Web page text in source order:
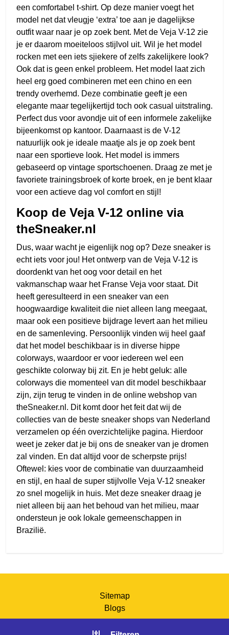
een comfortabel t-shirt. Op deze manier voegt het
model net dat vleugje ‘extra’ toe aan je dagelijkse
outfit waar naar je op zoek bent. Met de Veja V-12 zie
je er daarom moeiteloos stijlvol uit. Wil je het model
rocken met een iets sjiekere of zelfs zakelijkere look?
Ook dat is geen enkel probleem. Het model laat zich
heel erg goed combineren met een chino en een
trendy overhemd. Deze combinatie geeft je een
elegante maar tegelijkertijd toch ook casual uitstraling.
Perfect dus voor avondje uit of een informele zakelijke
bijeenkomst op kantoor. Daarnaast is de V-12
natuurlijk ook je ideale maatje als je op zoek bent
naar een sportieve look. Het model is immers
gebaseerd op vintage sportschoenen. Draag ze met je
favoriete trainingsbroek of korte broek, en je bent klaar
voor een actieve dag vol comfort en stijl!
Koop de Veja V-12 online via
theSneaker.nl
Dus, waar wacht je eigenlijk nog op? Deze sneaker is
echt iets voor jou! Het ontwerp van de Veja V-12 is
doordenkt van het oog voor detail en het
vakmanschap waar het Franse Veja voor staat. Dit
heeft geresulteerd in een sneaker van een
hoogwaardige kwaliteit die niet alleen lang meegaat,
maar ook een positieve bijdrage levert aan het milieu
en de samenleving. Persoonlijk vinden wij heel gaaf
dat het model beschikbaar is in diverse hippe
colorways, waardoor er voor iedereen wel een
geschikte colorway bij zit. En je hebt geluk: alle
colorways die momenteel van dit model beschikbaar
zijn, zijn terug te vinden in de online webshop van
theSneaker.nl. Dit komt door het feit dat wij de
collecties van de beste sneaker shops van Nederland
verzamelen op één overzichtelijke pagina. Hierdoor
weet je zeker dat je bij ons de sneaker van je dromen
zal vinden. En dat altijd voor de scherpste prijs!
Oftewel: kies voor de combinatie van duurzaamheid
en stijl, en haal de super stijlvolle Veja V-12 sneaker
zo snel mogelijk in huis. Met deze sneaker draag je
niet alleen bij aan het behoud van het milieu, maar
ondersteun je ook lokale gemeenschappen in
Brazilië.
Sitemap
Blogs